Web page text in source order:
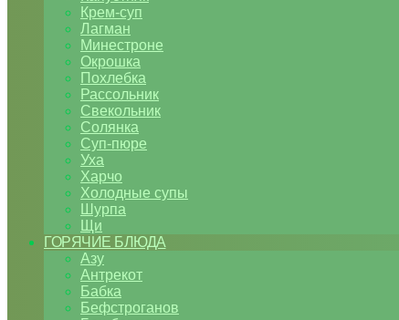
Крем-суп
Лагман
Минестроне
Окрошка
Похлебка
Рассольник
Свекольник
Солянка
Суп-пюре
Уха
Харчо
Холодные супы
Шурпа
Щи
ГОРЯЧИЕ БЛЮДА
Азу
Антрекот
Бабка
Бефстроганов